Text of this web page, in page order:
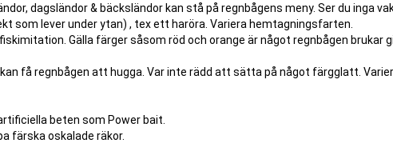
dagsländor & bäcksländor kan stå på regnbågens meny. Ser du inga
som lever under ytan) , tex ett haröra. Variera hemtagningsfarten.
Gälla färger såsom röd och orange är något regnbågen brukar
få regnbågen att hugga. Var inte rädd att sätta på något färgglatt.
beten som Power bait.
färska oskalade räkor.